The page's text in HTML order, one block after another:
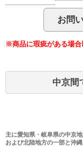
※商品に瑕疵がある場
中京間
主に愛知県・岐阜県の中京
および北陸地方の一部と沖